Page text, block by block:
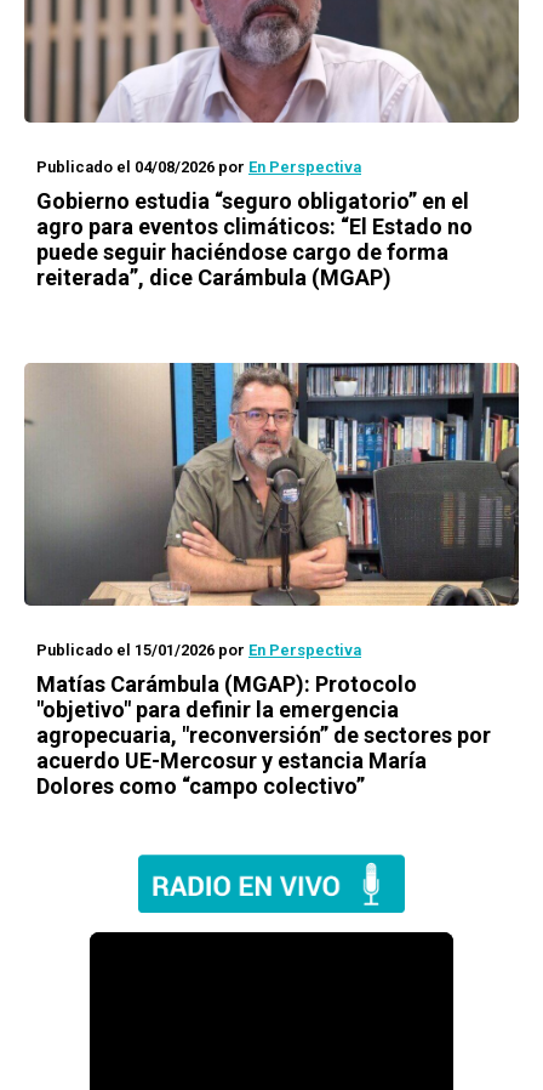
Publicado el 04/08/2026 por En Perspectiva
Gobierno estudia “seguro obligatorio” en el
agro para eventos climáticos: “El Estado no
puede seguir haciéndose cargo de forma
reiterada”, dice Carámbula (MGAP)
Publicado el 15/01/2026 por En Perspectiva
Matías Carámbula (MGAP): Protocolo
"objetivo" para definir la emergencia
agropecuaria, "reconversión” de sectores por
acuerdo UE-Mercosur y estancia María
Dolores como “campo colectivo”